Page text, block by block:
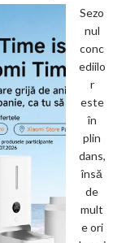
Sezo
nul
conc
ediilo
r
este
în
plin
dans,
însă
de
mult
e ori